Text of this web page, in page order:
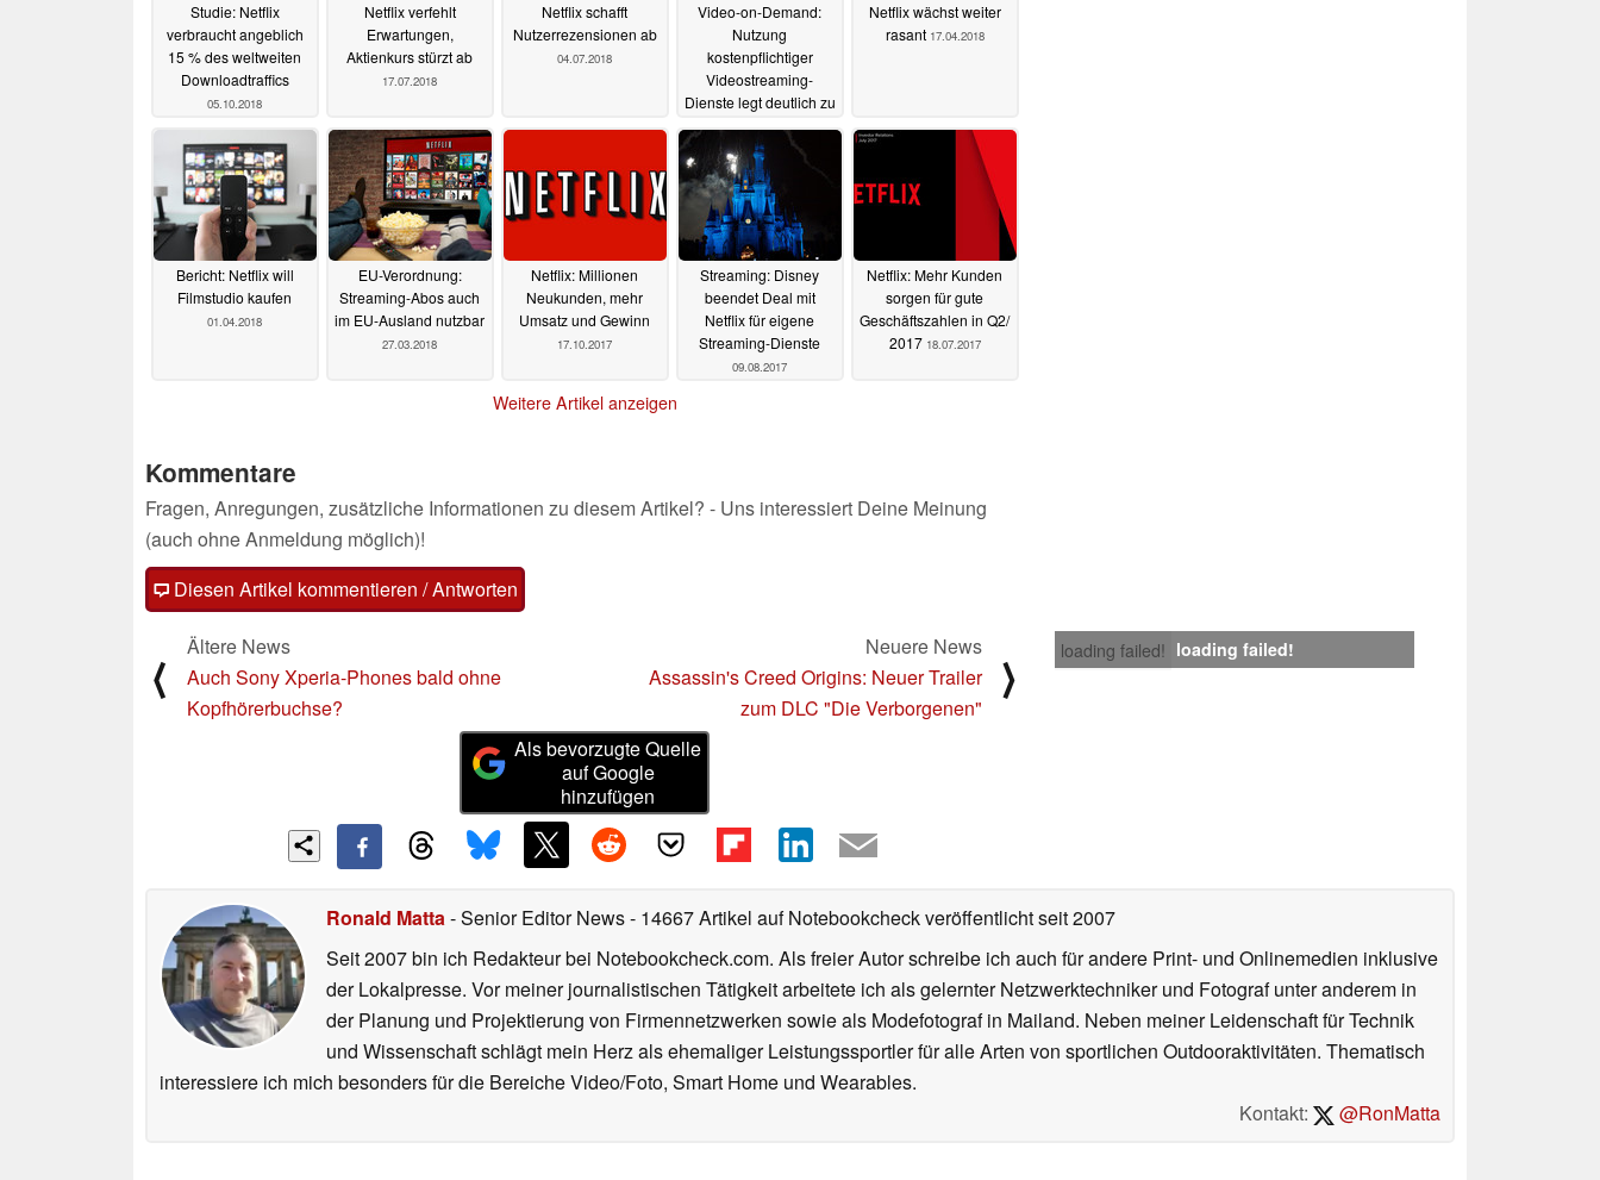
Studie: Netflix
verbraucht angeblich
15 % des weltweiten
Downloadtraffics
05.10.2018
Netflix verfehlt
Erwartungen,
Aktienkurs stürzt ab
17.07.2018
Netflix schafft
Nutzerrezensionen ab
04.07.2018
Video-on-Demand:
Nutzung
kostenpflichtiger
Videostreaming-
Dienste legt deutlich zu
19.06.2018
Netflix wächst weiter
rasant 17.04.2018
Bericht: Netflix will
Filmstudio kaufen
01.04.2018
EU-Verordnung:
Streaming-Abos auch
im EU-Ausland nutzbar
27.03.2018
Netflix: Millionen
Neukunden, mehr
Umsatz und Gewinn
17.10.2017
Streaming: Disney
beendet Deal mit
Netflix für eigene
Streaming-Dienste
09.08.2017
Netflix: Mehr Kunden
sorgen für gute
Geschäftszahlen in Q2/
2017 18.07.2017
Weitere Artikel anzeigen
Kommentare
Fragen, Anregungen, zusätzliche Informationen zu diesem Artikel? - Uns interessiert Deine Meinung
(auch ohne Anmeldung möglich)!
Diesen Artikel kommentieren / Antworten
loading failed! loading failed!
⟨
Ältere News
Auch Sony Xperia-Phones bald ohne
Kopfhörerbuchse?
Neuere News
Assassin's Creed Origins: Neuer Trailer
zum DLC "Die Verborgenen"
⟩
Als bevorzugte Quelle
auf Google
hinzufügen
Ronald Matta- Senior Editor News- 14667 Artikel auf Notebookcheck veröffentlichtseit 2007
Seit 2007 bin ich Redakteur bei Notebookcheck.com. Als freier Autor schreibe ich auch für andere Print- und Onlinemedien inklusive
der Lokalpresse. Vor meiner journalistischen Tätigkeit arbeitete ich als gelernter Netzwerktechniker und Fotograf unter anderem in
der Planung und Projektierung von Firmennetzwerken sowie als Modefotograf in Mailand. Neben meiner Leidenschaft für Technik
und Wissenschaft schlägt mein Herz als ehemaliger Leistungssportler für alle Arten von sportlichen Outdooraktivitäten. Thematisch
interessiere ich mich besonders für die Bereiche Video/Foto, Smart Home und Wearables.
Kontakt:
@RonMatta